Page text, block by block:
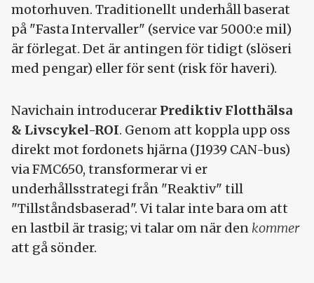
motorhuven. Traditionellt underhåll baserat
på "Fasta Intervaller" (service var 5000:e mil)
är förlegat. Det är antingen för tidigt (slöseri
med pengar) eller för sent (risk för haveri).
Navichain introducerar Prediktiv Flotthälsa
& Livscykel-ROI. Genom att koppla upp oss
direkt mot fordonets hjärna (J1939 CAN-bus)
via FMC650, transformerar vi er
underhållsstrategi från "Reaktiv" till
"Tillståndsbaserad". Vi talar inte bara om att
en lastbil är trasig; vi talar om när den kommer
att gå sönder.